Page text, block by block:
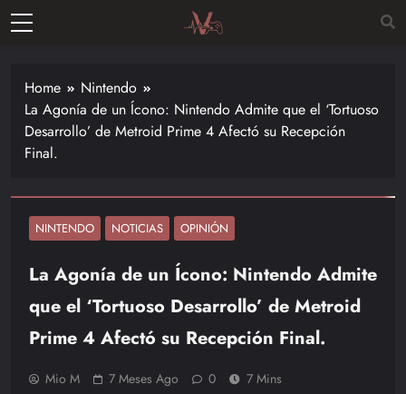
Skip
de las
últimas
novedades
videojuegos
Nintendo,
Home
Nintendo
La Agonía de un Ícono: Nintendo Admite que el ‘Tortuoso
Desarrollo’ de Metroid Prime 4 Afectó su Recepción
Final.
NINTENDO NOTICIAS OPINIÓN
La Agonía de un Ícono: Nintendo Admite
que el ‘Tortuoso Desarrollo’ de Metroid
Prime 4 Afectó su Recepción Final.
Mio M 7 Meses Ago 0 7 Mins